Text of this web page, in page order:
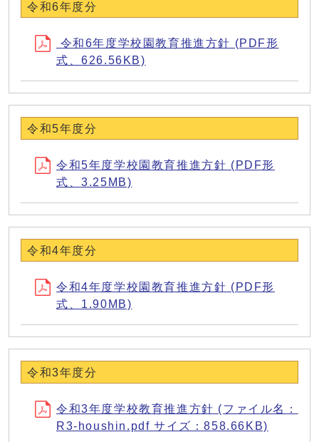
令和6年度分
令和6年度学校園教育推進方針 (PDF形
式、626.56KB)
令和5年度分
令和5年度学校園教育推進方針 (PDF形
式、3.25MB)
令和4年度分
令和4年度学校園教育推進方針 (PDF形
式、1.90MB)
令和3年度分
令和3年度学校教育推進方針 (ファイル名：
R3-houshin.pdf サイズ：858.66KB)